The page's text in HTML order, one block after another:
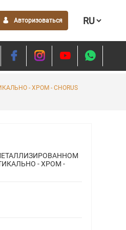
Авторизоваться
- ХРОМ - CHORUS
- ХРОМ -